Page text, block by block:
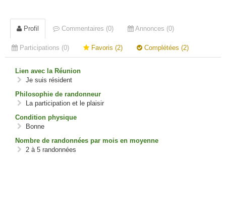
Profil Commentaires (0) Annonces (0)
Participations (0) Favoris (2) Complétées (2)
Lien avec la Réunion
Je suis résident
Philosophie de randonneur
La participation et le plaisir
Condition physique
Bonne
Nombre de randonnées par mois en moyenne
2 à 5 randonnées